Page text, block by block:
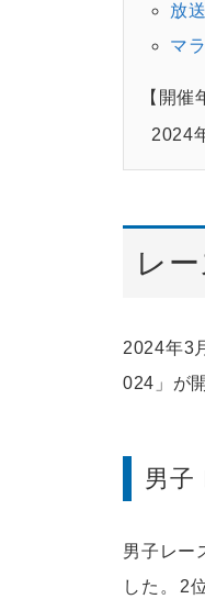
放
マ
【開催
2024
レ
2024年3
024」が
男子
男子レー
した。2